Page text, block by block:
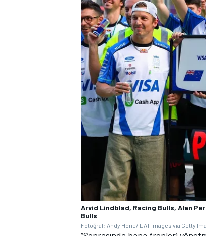
MOTOSİKLET
Arvid Lindblad, Racing Bulls, Alan
Bulls
Fotoğraf: Andy Hone/ LAT Images via Getty